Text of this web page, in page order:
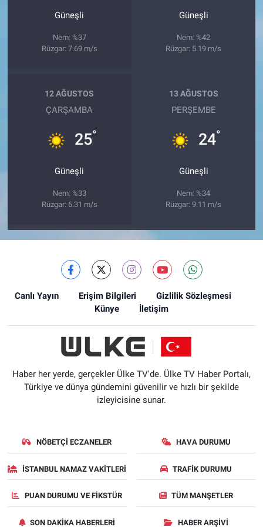
Güneşli
Nem: %37
Rüzgar: 7.69 m/s
Güneşli
Nem: %42
Rüzgar: 5.19 m/s
12 AĞUSTOS
ÇARŞAMBA
25°
Güneşli
Nem: %33
Rüzgar: 6.31 m/s
13 AĞUSTOS
PERŞEMBE
24°
Güneşli
Nem: %34
Rüzgar: 9.11 m/s
Canlı Yayın Erişim Bilgileri
Gizlilik Sözleşmesi
Künye
İletişim
Haber her yerde, gerçekler Ülke TV'de. Ülke TV Haber Portalı,
Türkiye ve dünya gündemini güvenilir ve hızlı bir şekilde
izleyicisine sunar.
NÖBETÇI ECZANELER HAVA DURUMU
İSTANBUL NAMAZ VAKITLERI TRAFIK DURUMU
PUAN DURUMU VE FIKSTÜR TÜM MANŞETLER
SON DAKIKA HABERLERI HABER ARŞIVI